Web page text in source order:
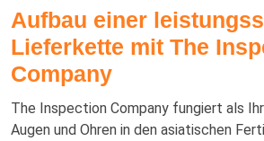
Aufbau einer
Lieferkette mit The
Company
The Inspection Company fungiert als
Augen und Ohren in den asiatischen